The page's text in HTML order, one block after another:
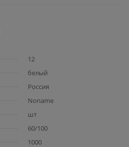
12
белый
Россия
Noname
шт
60/100
1000